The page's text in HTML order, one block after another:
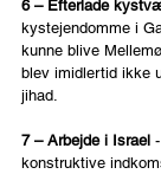
6 – Efterlade
kystejendomme i
kunne blive
blev imidlertid ikke
jihad.
7 – Arbejde i Israel
konstruktive